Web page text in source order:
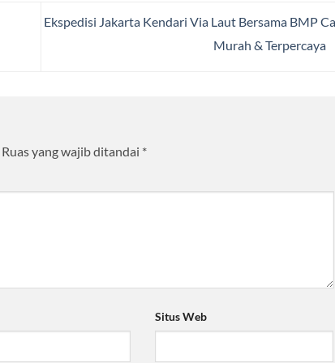
Ekspedisi Jakarta Kendari Via Laut Bersama BMP
Murah & Terpercaya
Ruas yang wajib ditandai *
Situs Web